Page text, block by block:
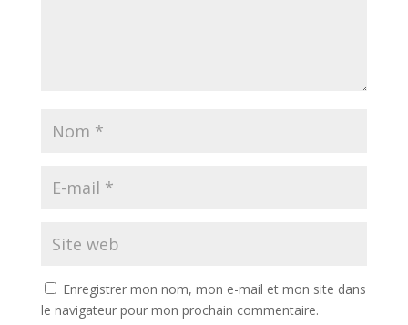
Enregistrer mon nom, mon e-mail et mon site dans
le navigateur pour mon prochain commentaire.